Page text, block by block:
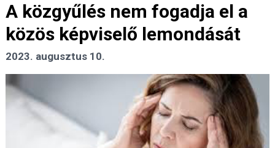
A közgyűlés nem fogadja el a
közös képviselő lemondását
2023. augusztus 10.